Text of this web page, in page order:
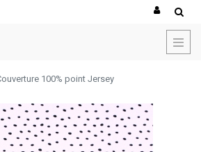
100% point Jersey
complète dans le presse-papier
pour reporter cette erreur à votre